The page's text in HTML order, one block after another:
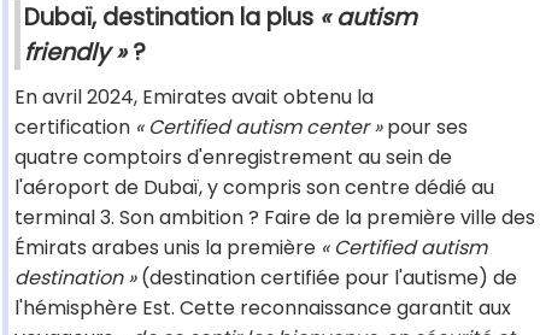
Dubaï, destination la plus « autism
friendly »?
En avril 2024, Emirates avait obtenu la
certification « Certified autism center »pour ses
quatre comptoirs d'enregistrement au sein de
l'aéroport de Dubaï, y compris son centre dédié au
terminal 3. Son ambition ? Faire de la première ville des
Émirats arabes unis la première « Certified autism
destination »(destination certifiée pour l'autisme) de
l'hémisphère Est. Cette reconnaissance garantit aux